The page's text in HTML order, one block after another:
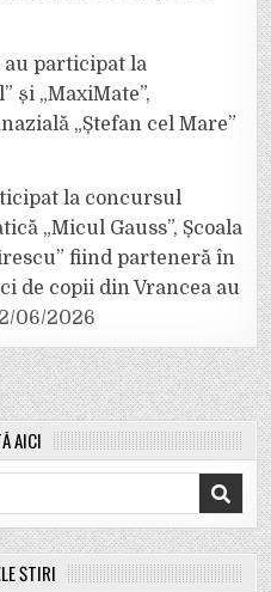
au participat la
și „MaxiMate”,
„Ștefan cel Mare”
la concursul
„Micul Gauss”, Școala
fiind parteneră în
de copii din Vrancea au
06/2026
AICI
ȘTIRI